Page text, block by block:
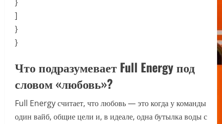
]
}
}
Что подразумевает Full Energy под
словом «любовь»?
Full Energy считает, что любовь — это когда у команды
один вайб, общие цели и, в идеале, одна бутылка воды с